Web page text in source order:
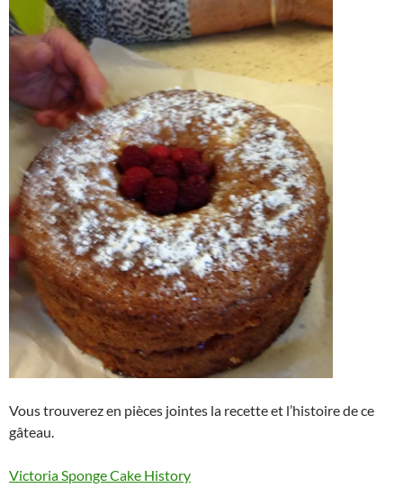
Vous trouverez en pièces jointes la recette et l’histoire de ce
gâteau.
Victoria Sponge Cake History